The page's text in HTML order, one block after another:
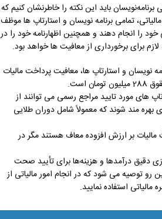
باید این نکته را خاطرنشان کنیم که
تمامی برنامه نویسان و استارتاپ ها موظف
را انجام دهند و همچنین اظهارنامه خود را در
برای برخورداری از معافیت ها خواهد بود.
نویسان و استارتاپ ها، معافیت پرداخت مالیات
است.
های مورد تایید مراجع رسمی می توانند از
بهره مند شوند که معمولاً شامل دوران طلایی
مالیات بر ارزش افزوده معاف هستند مگر در
دقیق درآمدها و هزینه‌ها برای تأیید صحت
رو توصیه می شود که در انجام امور مالیاتی از
استفاده نمایید.